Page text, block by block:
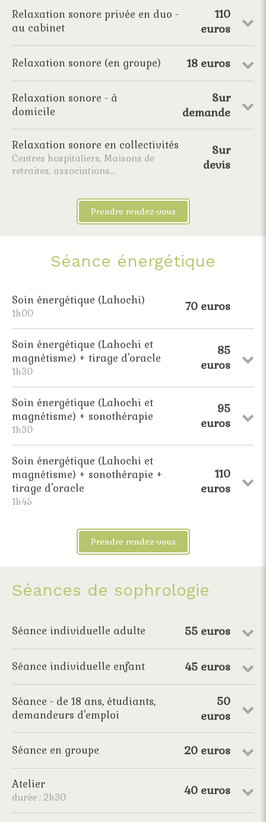
Relaxation sonore privée en duo -
au cabinet
110
euros
Relaxation sonore (en groupe) 18 euros
Relaxation sonore - à
domicile
Sur
demande
Relaxation sonore en collectivités
Centres hospitaliers, Maisons de
retraites, associations...
Sur
devis
Prendre rendez-vous
Séance énergétique
Soin énergétique (Lahochi)
1h00
70 euros
Soin énergétique (Lahochi et
magnétisme) + tirage d'oracle
1h30
85
euros
Soin énergétique (Lahochi et
magnétisme) + sonothérapie
1h30
95
euros
Soin énergétique (Lahochi et
magnétisme) + sonothérapie +
tirage d'oracle
1h45
110
euros
Prendre rendez-vous
Séances de sophrologie
Séance individuelle adulte 55 euros
Séance individuelle enfant 45 euros
Séance - de 18 ans, étudiants,
demandeurs d'emploi
50
euros
Séance en groupe 20 euros
Atelier
durée : 2h30
40 euros